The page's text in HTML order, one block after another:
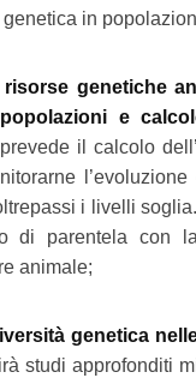
in
genetiche
e
il calcolo
i livelli
parentela con
animale;
genetica
studi approfonditi